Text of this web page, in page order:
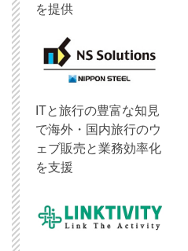
を提供
ITと旅行の豊富な知見
で海外・国内旅行のウ
ェブ販売と業務効率化
を支援